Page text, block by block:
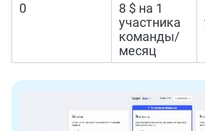
0
8 $ на 1
участника
команды/
месяц